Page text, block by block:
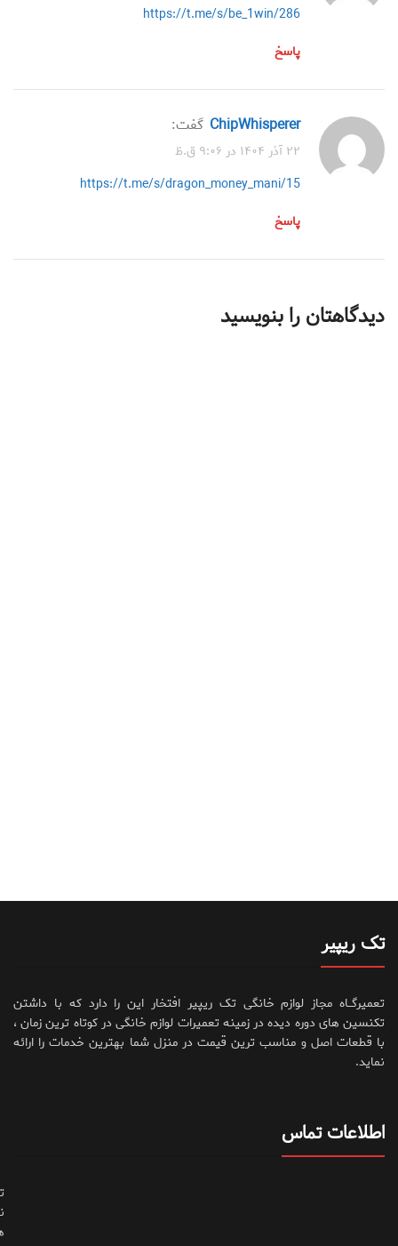
https://t.me/s/be_1win/286
پاسخ
ChipWhisperer گفت:
۲۲ آذر ۱۴۰۴ در ۹:۰۶ ق.ظ
https://t.me/s/dragon_money_mani/15
پاسخ
دیدگاهتان را بنویسید
تک ریپیر
تعمیرگــاه مجاز لوازم خانگی تک ریپیر افتخار این را دارد که با داشتن
تکنسین های دوره دیده در زمینه تعمیرات لوازم خانگی در کوتاه ترین زمان ،
با قطعات اصل و مناسب ترین قیمت در منزل شما بهترین خدمات را ارائه
نماید.
اطلاعات تماس